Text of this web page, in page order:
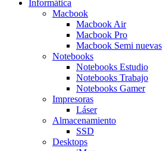
Informática
Macbook
Macbook Air
Macbook Pro
Macbook Semi nuevas
Notebooks
Notebooks Estudio
Notebooks Trabajo
Notebooks Gamer
Impresoras
Láser
Almacenamiento
SSD
Desktops